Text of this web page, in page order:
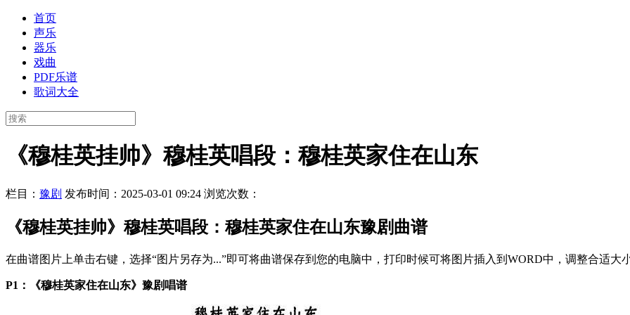
首页
声乐
器乐
戏曲
PDF乐谱
歌词大全
《穆桂英挂帅》穆桂英唱段：穆桂英家住在山东
栏目： 豫剧 发布时间：2025-03-01 09:24 浏览次数：
《穆桂英挂帅》穆桂英唱段：穆桂英家住在山东豫剧曲谱
在曲谱图片上单击右键，选择“图片另存为...”即可将曲谱保存到您的电脑中，打印时候可将图片插入到WORD中，调整合适大
P1：《穆桂英家住在山东》豫剧唱谱